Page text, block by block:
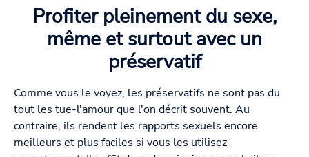
Profiter pleinement du sexe,
même et surtout avec un
préservatif
Comme vous le voyez, les préservatifs ne sont pas du
tout les tue-l'amour que l'on décrit souvent. Au
contraire, ils rendent les rapports sexuels encore
meilleurs et plus faciles si vous les utilisez